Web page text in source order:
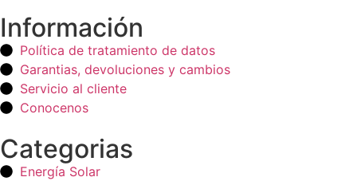
Información
Política de tratamiento de datos
Garantias, devoluciones y cambios
Servicio al cliente
Conocenos
Categorias
Energía Solar